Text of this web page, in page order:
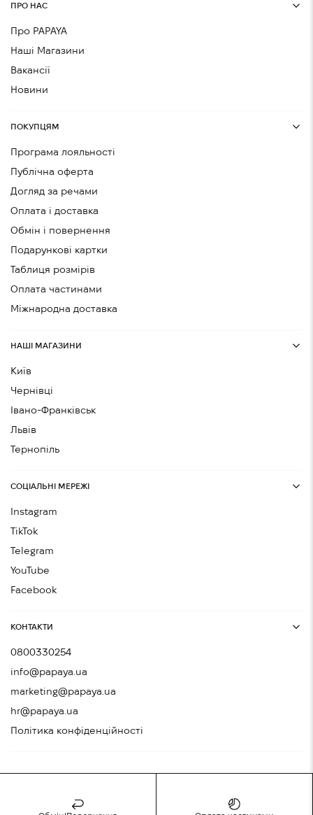
ПРО НАС
Про PAPAYA
Наші Магазини
Вакансії
Новини
ПОКУПЦЯМ
Програма лояльності
Публічна оферта
Догляд за речами
Оплата і доставка
Обмін і повернення
Подарункові картки
Таблиця розмірів
Оплата частинами
Міжнародна доставка
НАШІ МАГАЗИНИ
Київ
Чернівці
Івано-Франківськ
Львів
Тернопіль
СОЦІАЛЬНІ МЕРЕЖІ
Instagram
TikTok
Telegram
YouTube
Facebook
КОНТАКТИ
0800330254
info@papaya.ua
marketing@papaya.ua
hr@papaya.ua
Політика конфіденційності